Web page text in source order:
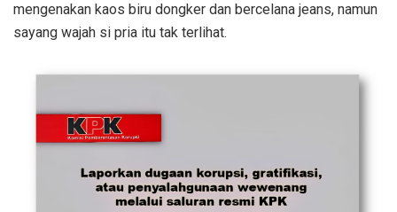
mengenakan kaos biru dongker dan bercelana jeans, namun
sayang wajah si pria itu tak terlihat.